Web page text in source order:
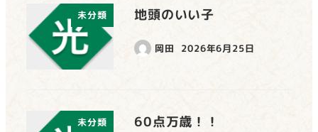
未分類 地頭のいい子
岡田 2026年6月25日
未分類 60点万歳！！